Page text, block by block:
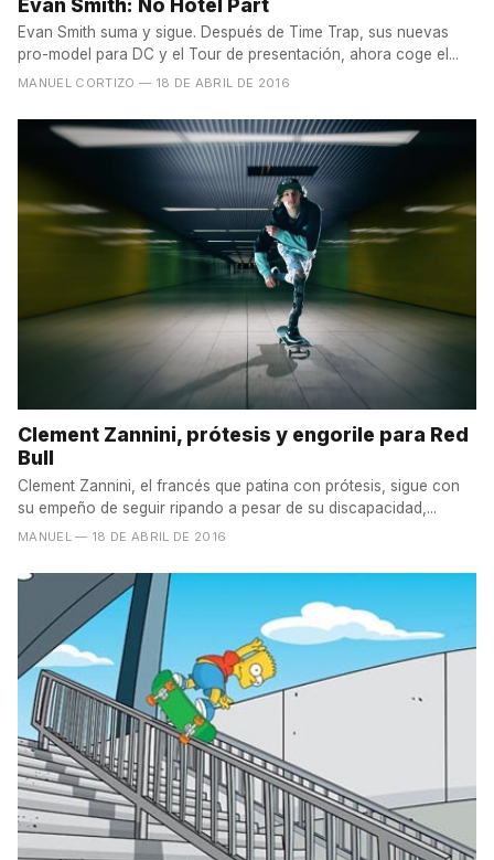
Evan Smith suma y sigue. Después de Time Trap, sus nuevas
pro-model para DC y el Tour de presentación, ahora coge el...
MANUEL CORTIZO — 18 DE ABRIL DE 2016
Clement Zannini, prótesis y engorile para Red
Bull
Clement Zannini, el francés que patina con prótesis, sigue con
su empeño de seguir ripando a pesar de su discapacidad,...
MANUEL — 18 DE ABRIL DE 2016